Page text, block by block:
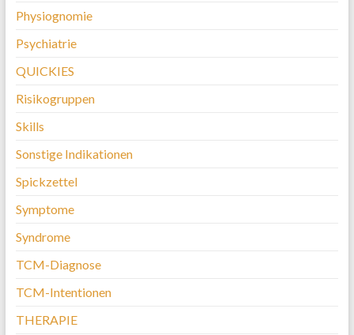
Physiognomie
Psychiatrie
QUICKIES
Risikogruppen
Skills
Sonstige Indikationen
Spickzettel
Symptome
Syndrome
TCM-Diagnose
TCM-Intentionen
THERAPIE